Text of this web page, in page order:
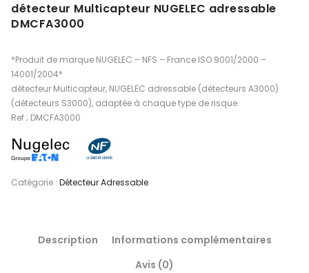
détecteur Multicapteur NUGELEC adressable
DMCFA3000
*Produit de marque NUGELEC – NFS – France ISO 9001/2000 –
14001/2004*
détecteur Multicapteur, NUGELEC adressable (détecteurs A3000)
(détecteurs S3000), adaptée à chaque type de risque.
Ref ; DMCFA3000
Catégorie : Détecteur Adressable
Description
Informations complémentaires
Avis (0)